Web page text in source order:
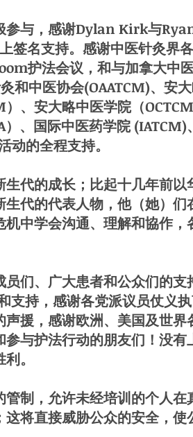
与，感谢Dylan Kirk与
签名支持。感谢中医针灸界
护法会议，和与加拿大中医
和中医协会(OAATCM)、安
）、安大略中医学院（
）、国际中医药学院
动的全程支持。
代的成长；比起十几年前以
代的代表人物，他（她）
中学会沟通、理解和協作
们、广大患者和公众们的支
支持，感谢各党派议员仗义
援，感谢欧洲、美国及世
与护法行动的朋友们！没
。
制，允许未经培训的个人在
将直接威胁公众的安全，